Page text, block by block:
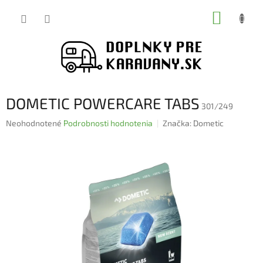
DOMETIC POWERCARE TABS 301/249
Priemerné
Neohodnotené Podrobnosti hodnotenia Značka: Dometic